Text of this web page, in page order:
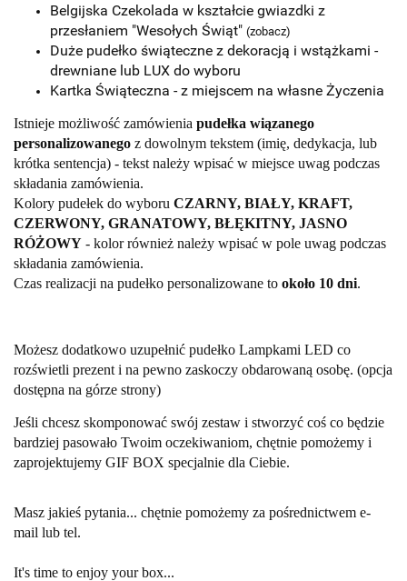
Belgijska Czekolada w kształcie gwiazdki z
przesłaniem "Wesołych Świąt" (zobacz)
Duże pudełko świąteczne z dekoracją i wstążkami -
drewniane lub LUX do wyboru
Kartka Świąteczna - z miejscem na własne Życzenia
Istnieje możliwość zamówienia pudełka wiązanego
personalizowanego z dowolnym tekstem (imię, dedykacja, lub
krótka sentencja) - tekst należy wpisać w miejsce uwag podczas
składania zamówienia.
Kolory pudełek do wyboru CZARNY, BIAŁY, KRAFT,
CZERWONY, GRANATOWY, BŁĘKITNY, JASNO
RÓŻOWY - kolor również należy wpisać w pole uwag podczas
składania zamówienia.
Czas realizacji na pudełko personalizowane to około 10 dni.
Możesz dodatkowo uzupełnić pudełko Lampkami LED co
rozświetli prezent i na pewno zaskoczy obdarowaną osobę. (opcja
dostępna na górze strony)
Jeśli chcesz skomponować swój zestaw i stworzyć coś co będzie
bardziej pasowało Twoim oczekiwaniom, chętnie pomożemy i
zaprojektujemy GIF BOX specjalnie dla Ciebie.
Masz jakieś pytania... chętnie pomożemy za pośrednictwem e-
mail lub tel.
It's time to enjoy your box...